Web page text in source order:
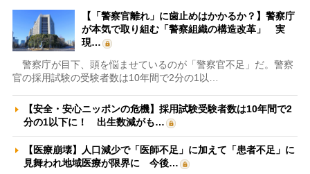
【「警察官離れ」に歯止めはかかるか？】警察庁
が本気で取り組む「警察組織の構造改革」 実
現…
警察庁が目下、頭を悩ませているのが「警察官不足」だ。警察
官の採用試験の受験者数は10年間で2分の1以…
【安全・安心ニッポンの危機】採用試験受験者数は10年間で2
分の1以下に！ 出生数減がも…
【医療崩壊】人口減少で「医師不足」に加えて「患者不足」に
見舞われ地域医療が限界に 今後…